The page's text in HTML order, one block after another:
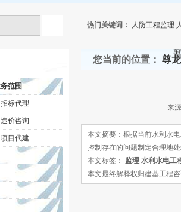
热门关键词： 人防工程监理
范围
招标代理
造价咨询
项目代建
您当前的位置： 尊
来
本文摘要：根据当前水利水
控制存在的问题制定合理地
本文标签： 监理 水利水电工
本文最终解释权归建基工程咨